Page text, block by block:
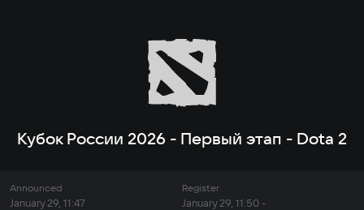
Кубок России 2026 - Первый этап - Dota 2
Announced
January 29, 11:47
Register
January 29, 11:50 -